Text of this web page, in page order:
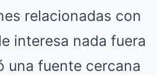
relacionadas con
interesa nada fuera
una fuente cercana